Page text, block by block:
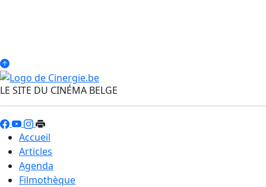
LE SITE DU CINÉMA BELGE
Accueil
Articles
Agenda
Filmothèque